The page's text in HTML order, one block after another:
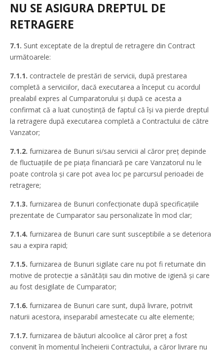
NU SE ASIGURA DREPTUL DE
RETRAGERE
7.1. Sunt exceptate de la dreptul de retragere din Contract
următoarele:
7.1.1. contractele de prestări de servicii, după prestarea
completă a serviciilor, dacă executarea a început cu acordul
prealabil expres al Cumparatorului şi după ce acesta a
confirmat că a luat cunoştinţă de faptul că îşi va pierde dreptul
la retragere după executarea completă a Contractului de către
Vanzator;
7.1.2. furnizarea de Bunuri si/sau servicii al căror preţ depinde
de fluctuaţiile de pe piaţa financiară pe care Vanzatorul nu le
poate controla şi care pot avea loc pe parcursul perioadei de
retragere;
7.1.3. furnizarea de Bunuri confecţionate după specificaţiile
prezentate de Cumparator sau personalizate în mod clar;
7.1.4. furnizarea de Bunuri care sunt susceptibile a se deteriora
sau a expira rapid;
7.1.5. furnizarea de Bunuri sigilate care nu pot fi returnate din
motive de protecţie a sănătăţii sau din motive de igienă şi care
au fost desigilate de Cumparator;
7.1.6. furnizarea de Bunuri care sunt, după livrare, potrivit
naturii acestora, inseparabil amestecate cu alte elemente;
7.1.7. furnizarea de băuturi alcoolice al căror preţ a fost
convenit în momentul încheierii Contractului, a căror livrare nu